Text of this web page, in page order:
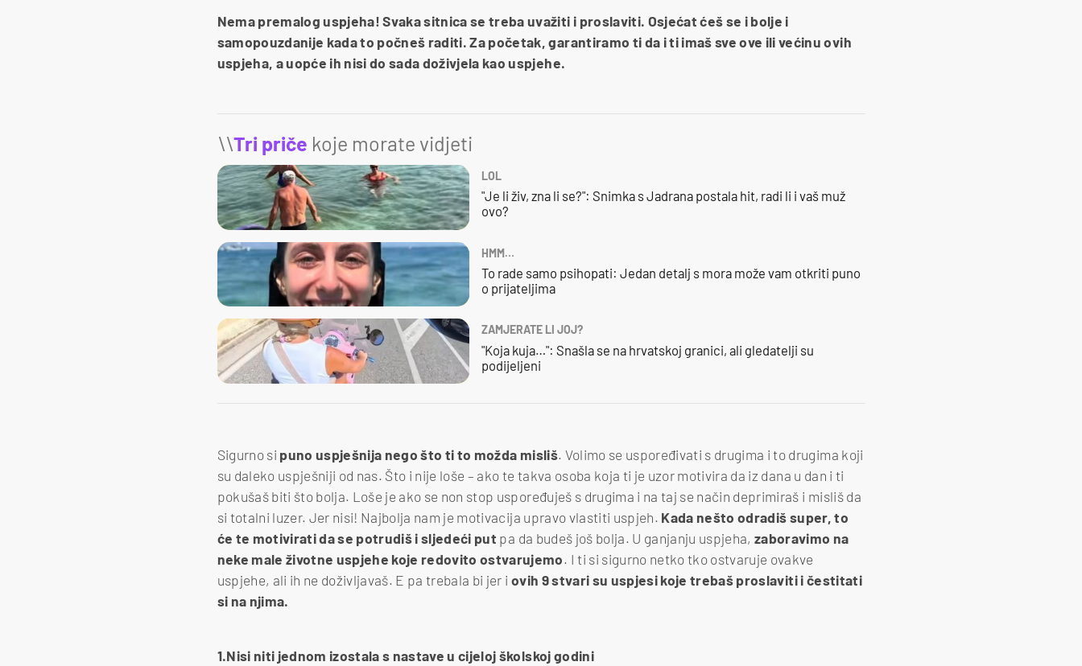
Nema premalog uspjeha! Svaka sitnica se treba uvažiti i proslaviti. Osjećat ćeš se i bolje i
samopouzdanije kada to počneš raditi. Za početak, garantiramo ti da i ti imaš sve ove ili većinu ovih
uspjeha, a uopće ih nisi do sada doživjela kao uspjehe.
\\Tri priče koje morate vidjeti
LOL
"Je li živ, zna li se?": Snimka s Jadrana postala hit, radi li i vaš muž
ovo?
HMM…
To rade samo psihopati: Jedan detalj s mora može vam otkriti puno
o prijateljima
ZAMJERATE LI JOJ?
"Koja kuja…": Snašla se na hrvatskoj granici, ali gledatelji su
podijeljeni
Sigurno si puno uspješnija nego što ti to možda misliš. Volimo se uspoređivati s drugima i to drugima koji
su daleko uspješniji od nas. Što i nije loše – ako te takva osoba koja ti je uzor motivira da iz dana u dan i ti
pokušaš biti što bolja. Loše je ako se non stop uspoređuješ s drugima i na taj se način deprimiraš i misliš da
si totalni luzer. Jer nisi! Najbolja nam je motivacija upravo vlastiti uspjeh. Kada nešto odradiš super, to
će te motivirati da se potrudiš i sljedeći put pa da budeš još bolja. U ganjanju uspjeha, zaboravimo na
neke male životne uspjehe koje redovito ostvarujemo. I ti si sigurno netko tko ostvaruje ovakve
uspjehe, ali ih ne doživljavaš. E pa trebala bi jer i ovih 9 stvari su uspjesi koje trebaš proslaviti i čestitati
si na njima.
1.Nisi niti jednom izostala s nastave u cijeloj školskoj godini